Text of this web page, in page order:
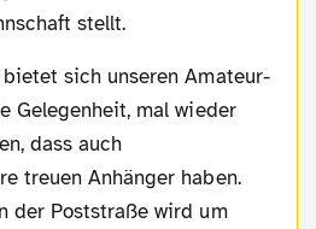
stellt.
Gelegenheit, mal wieder
dass auch
treuen Anhänger haben.
der Poststraße wird um